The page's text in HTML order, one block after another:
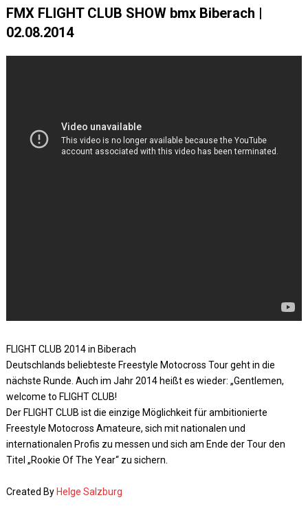
FMX FLIGHT CLUB SHOW bmx Biberach |
02.08.2014
FLIGHT CLUB 2014 in Biberach
Deutschlands beliebteste Freestyle Motocross Tour geht in die
nächste Runde. Auch im Jahr 2014 heißt es wieder: „Gentlemen,
welcome to FLIGHT CLUB!
Der FLIGHT CLUB ist die einzige Möglichkeit für ambitionierte
Freestyle Motocross Amateure, sich mit nationalen und
internationalen Profis zu messen und sich am Ende der Tour den
Titel „Rookie Of The Year“ zu sichern.
Created By Helge Salzburg